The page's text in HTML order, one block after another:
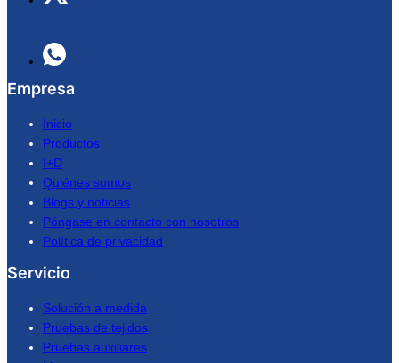
Empresa
Inicio
Productos
I+D
Quiénes somos
Blogs y noticias
Póngase en contacto con nosotros
Política de privacidad
Servicio
Solución a medida
Pruebas de tejidos
Pruebas auxiliares